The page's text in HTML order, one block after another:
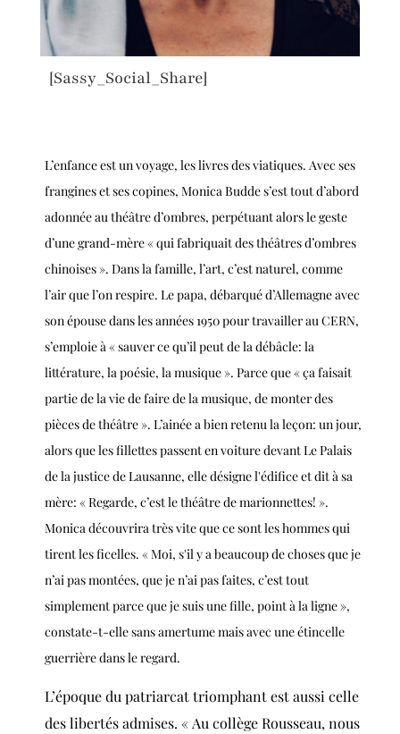
[Sassy_Social_Share]
L’enfance est un voyage, les livres des viatiques. Avec ses
frangines et ses copines, Monica Budde s’est tout d’abord
adonnée au théâtre d’ombres, perpétuant alors le geste
d’une grand-mère « qui fabriquait des théâtres d’ombres
chinoises ». Dans la famille, l’art, c’est naturel, comme
l’air que l’on respire. Le papa, débarqué d’Allemagne avec
son épouse dans les années 1950 pour travailler au CERN,
s’emploie à « sauver ce qu’il peut de la débâcle: la
littérature, la poésie, la musique ». Parce que « ça faisait
partie de la vie de faire de la musique, de monter des
pièces de théâtre ». L’ainée a bien retenu la leçon: un jour,
alors que les fillettes passent en voiture devant Le Palais
de la justice de Lausanne, elle désigne l'édifice et dit à sa
mère: « Regarde, c’est le théâtre de marionnettes! ».
Monica découvrira très vite que ce sont les hommes qui
tirent les ficelles. « Moi, s'il y a beaucoup de choses que je
n’ai pas montées, que je n’ai pas faites, c’est tout
simplement parce que je suis une fille, point à la ligne »,
constate-t-elle sans amertume mais avec une étincelle
guerrière dans le regard.
L’époque du patriarcat triomphant est aussi celle
des libertés admises. « Au collège Rousseau, nous